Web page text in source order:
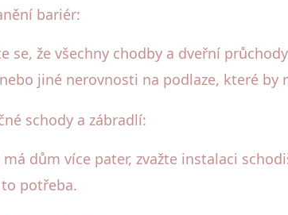
bariér:
se, že všechny chodby a dveřní
jiné nerovnosti na podlaze, které by
schody a zábradlí:
má dům více pater, zvažte instalaci
potřeba.